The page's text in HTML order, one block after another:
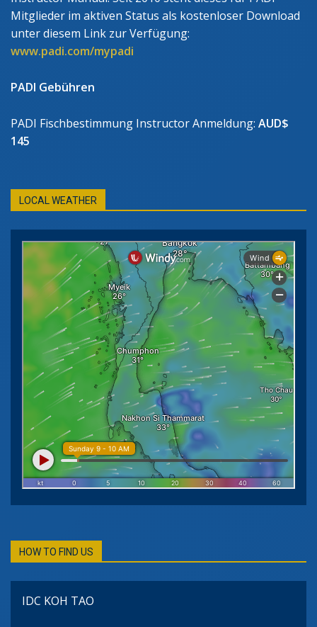
Mitglieder im aktiven Status als kostenloser Download
unter diesem Link zur Verfügung:
www.padi.com/mypadi
PADI Gebühren
PADI Fischbestimmung Instructor Anmeldung: AUD$
145
LOCAL WEATHER
HOW TO FIND US
IDC KOH TAO